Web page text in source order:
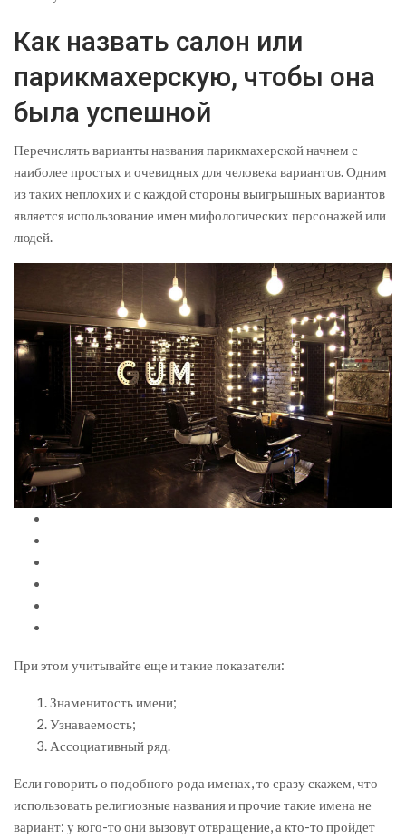
Как назвать салон или
парикмахерскую, чтобы она
была успешной
Перечислять варианты названия парикмахерской начнем с
наиболее простых и очевидных для человека вариантов. Одним
из таких неплохих и с каждой стороны выигрышных вариантов
является использование имен мифологических персонажей или
людей.
При этом учитывайте еще и такие показатели:
Знаменитость имени;
Узнаваемость;
Ассоциативный ряд.
Если говорить о подобного рода именах, то сразу скажем, что
использовать религиозные названия и прочие такие имена не
вариант: у кого-то они вызовут отвращение, а кто-то пройдет